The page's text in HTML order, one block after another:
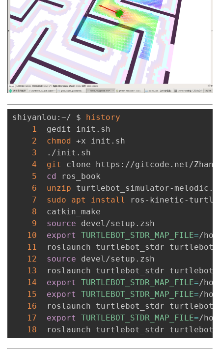
shiyanlou:~/ $ history
1
  gedit init.sh
2
chmod +x init.sh
3
  ./init.sh
4
git
clone https://gitcode.net/
5
cd
ros_book
6
unzip turtlebot_simulator-
7
sudo apt install
ros-kinetic-
8
  catkin_make
9
source devel/setup.zsh
10
export TURTLEBOT_STDR_MAP_FILE=/
11
roslaunch turtlebot_stdr
12
source devel/setup.zsh
13
roslaunch turtlebot_stdr
14
export TURTLEBOT_STDR_MAP_FILE=/
15
export TURTLEBOT_STDR_MAP_FILE=/
16
roslaunch turtlebot_stdr
17
export TURTLEBOT_STDR_MAP_FILE=/
18
roslaunch turtlebot_stdr